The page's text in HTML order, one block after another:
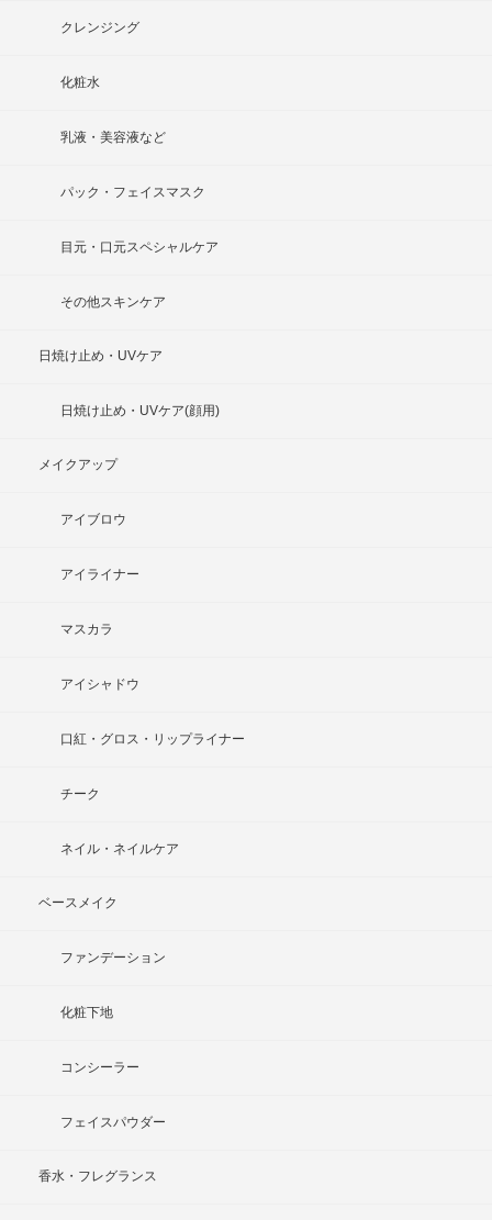
クレンジング
化粧水
乳液・美容液など
パック・フェイスマスク
目元・口元スペシャルケア
その他スキンケア
日焼け止め・UVケア
日焼け止め・UVケア(顔用)
メイクアップ
アイブロウ
アイライナー
マスカラ
アイシャドウ
口紅・グロス・リップライナー
チーク
ネイル・ネイルケア
ベースメイク
ファンデーション
化粧下地
コンシーラー
フェイスパウダー
香水・フレグランス